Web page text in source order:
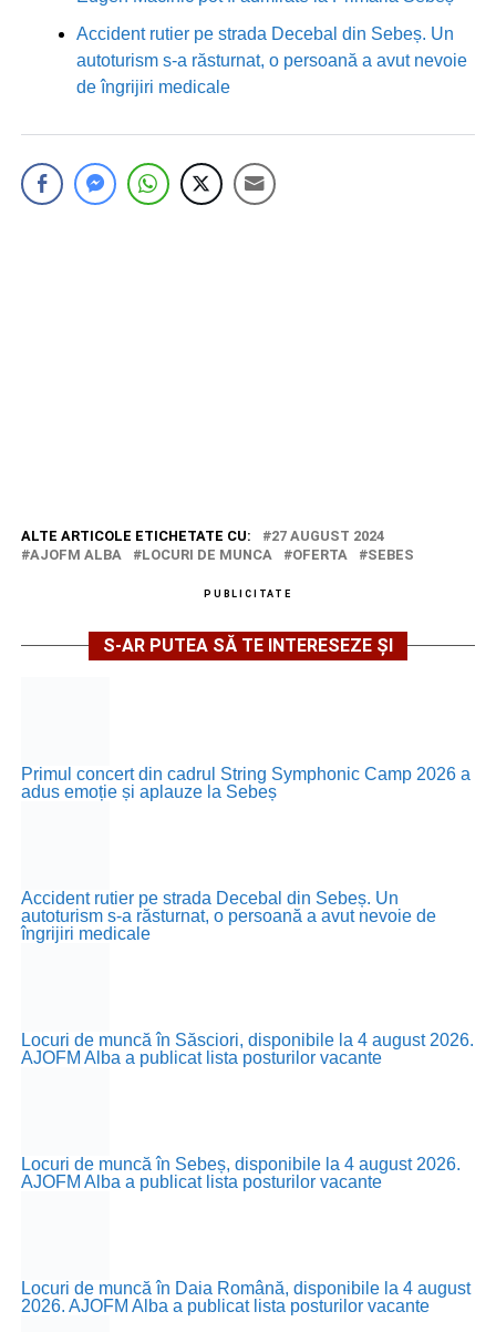
Accident rutier pe strada Decebal din Sebeș. Un
autoturism s-a răsturnat, o persoană a avut nevoie
de îngrijiri medicale
ALTE ARTICOLE ETICHETATE CU:
27 AUGUST 2024
AJOFM ALBA
LOCURI DE MUNCA OFERTA SEBES
PUBLICITATE
S-AR PUTEA SĂ TE INTERESEZE ȘI
Primul concert din cadrul String Symphonic Camp 2026 a
adus emoție și aplauze la Sebeș
Accident rutier pe strada Decebal din Sebeș. Un
autoturism s-a răsturnat, o persoană a avut nevoie de
îngrijiri medicale
Locuri de muncă în Săsciori, disponibile la 4 august 2026.
AJOFM Alba a publicat lista posturilor vacante
Locuri de muncă în Sebeș, disponibile la 4 august 2026.
AJOFM Alba a publicat lista posturilor vacante
Locuri de muncă în Daia Română, disponibile la 4 august
2026. AJOFM Alba a publicat lista posturilor vacante